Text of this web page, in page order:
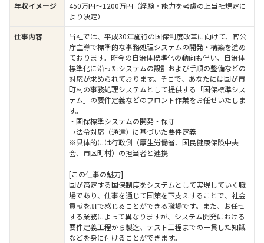
年収イメージ
450万円〜1200万円（経験・能力を考慮の上当社規定に
より決定）
仕事内容
当社では、平成30年施行の国保制度改革に向けて、官公
庁主導で標準的な事務処理システムの開発・構築を進め
ております。昨今の自治体標準化の動向も伴い、自治体
標準化に沿ったシステムの設計および手順の整備などの
対応が求められております。そこで、あなたには国が市
町村の事務処理システムとして提供する「国保標準シス
テム」の要件定義などのフロント作業をお任せいたしま
す。
・国保標準システムの開発・保守
→法令対応（通達）に基づいた要件定義
※具体的には行政側（厚生労働省、国民健康保険中央
会、市区町村）の担当者と連携
[この仕事の魅力]
国が策定する国保制度をシステムとして実現していく職
場であり、仕事を通じて国策を下支えすることで、社会
貢献を肌で感じることができる職場です。また、お任せ
する業務によって異なりますが、システム開発における
要件定義工程から製造、テスト工程までの一貫した知識
などを身に付けることができます。